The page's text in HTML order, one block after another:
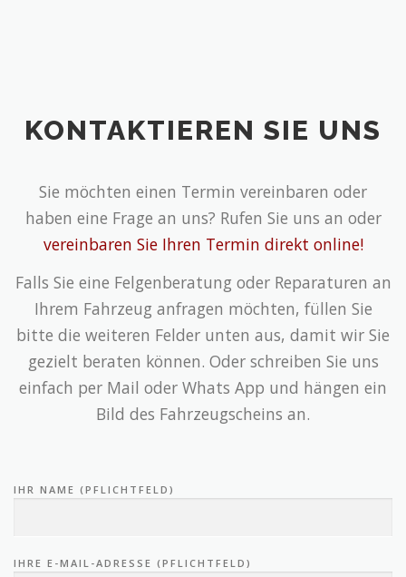
KONTAKTIEREN SIE UNS
Sie möchten einen Termin vereinbaren oder
haben eine Frage an uns? Rufen Sie uns an oder
vereinbaren Sie Ihren Termin direkt online!
Falls Sie eine Felgenberatung oder Reparaturen an
Ihrem Fahrzeug anfragen möchten, füllen Sie
bitte die weiteren Felder unten aus, damit wir Sie
gezielt beraten können. Oder schreiben Sie uns
einfach per Mail oder Whats App und hängen ein
Bild des Fahrzeugscheins an.
IHR NAME (PFLICHTFELD)
IHRE E-MAIL-ADRESSE (PFLICHTFELD)